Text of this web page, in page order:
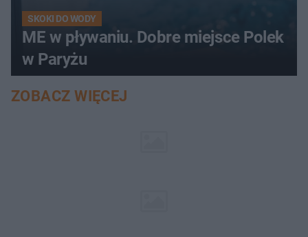
SKOKI DO WODY
ME w pływaniu. Dobre miejsce Polek
w Paryżu
ZOBACZ WIĘCEJ